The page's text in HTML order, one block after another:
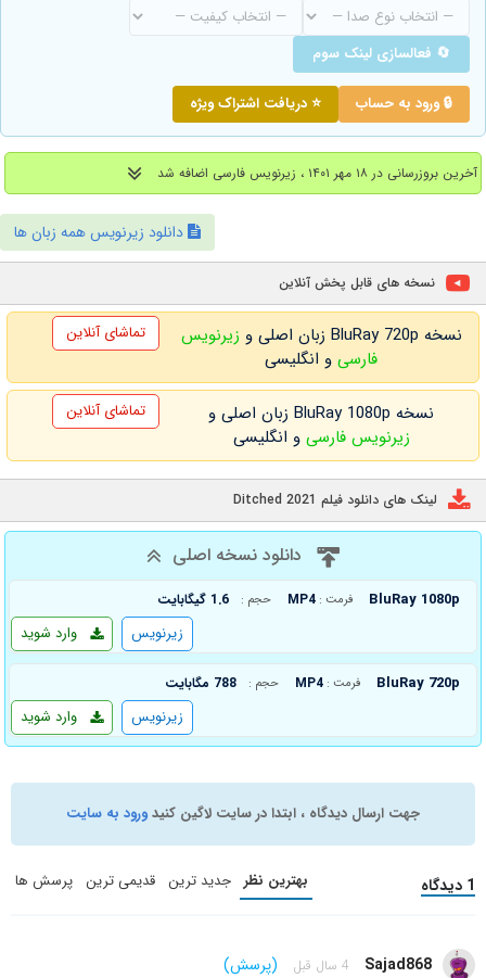
🔄 فعالسازی لینک سوم
🔒 ورود به حساب ⭐ دریافت اشتراک ویژه
آخرین بروزرسانی در ۱۸ مهر ۱۴۰۱ ، زیرنویس فارسی اضافه شد
دانلود زیرنویس همه زبان ها
نسخه های قابل پخش آنلاین
نسخه BluRay 720p زبان اصلی و
زیرنویس
فارسیو انگلیسی
تماشای آنلاین
نسخه BluRay 1080p زبان اصلی و
زیرنویس فارسی و انگلیسی
تماشای آنلاین
لینک های دانلود فیلم Ditched 2021
دانلود نسخه اصلی
BluRay 1080p فرمت : MP4 حجم : 1.6 گیگابایت
وارد شوید زیرنویس
BluRay 720p فرمت : MP4 حجم : 788 مگابایت
وارد شوید زیرنویس
جهت ارسال دیدگاه ، ابتدا در سایت لاگین کنیدورود به سایت
1 دیدگاه بهترین نظر جدید ترین قدیمی ترین پرسش ها
Sajad868 4 سال قبل (پرسش)